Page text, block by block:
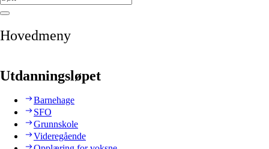
Hovedmeny
Utdanningsløpet
Barnehage
SFO
Grunnskole
Videregående